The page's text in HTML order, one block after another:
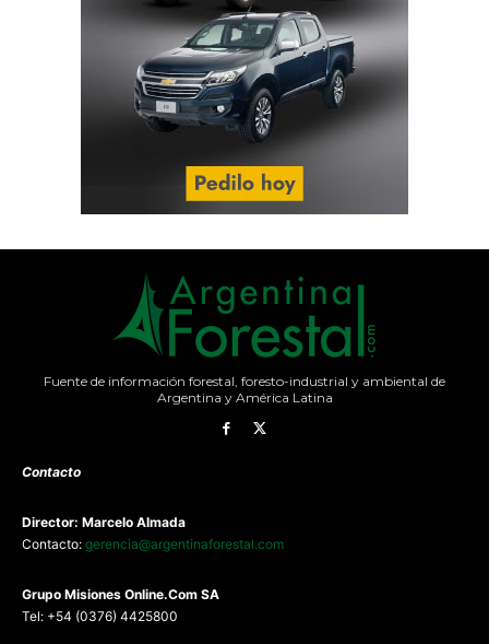
Fuente de información forestal, foresto-industrial y ambiental de
Argentina y América Latina
Contacto
Director: Marcelo Almada
Contacto: gerencia@argentinaforestal.com
Grupo Misiones Online.Com SA
Tel: +54 (0376) 4425800